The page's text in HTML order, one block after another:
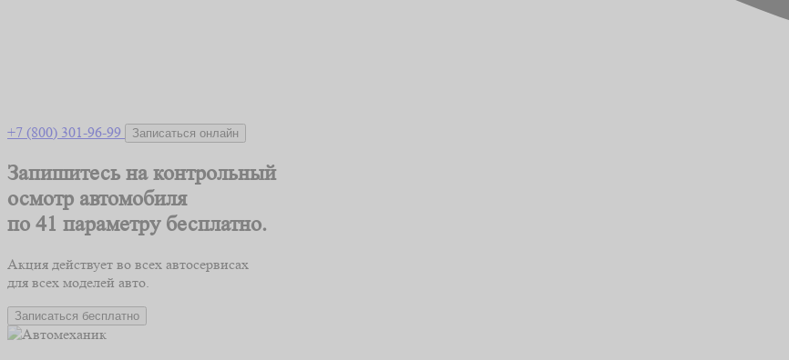
+7 (800) 301-96-99 Записаться онлайн
Запишитесь на контрольный
осмотр автомобиля
по 41 параметру бесплатно.
Акция действует во всех автосервисах
для всех моделей авто.
Записаться бесплатно